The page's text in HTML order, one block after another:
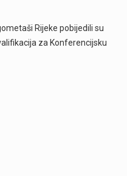
Rijeke pobijedili su
za Konferencijsku